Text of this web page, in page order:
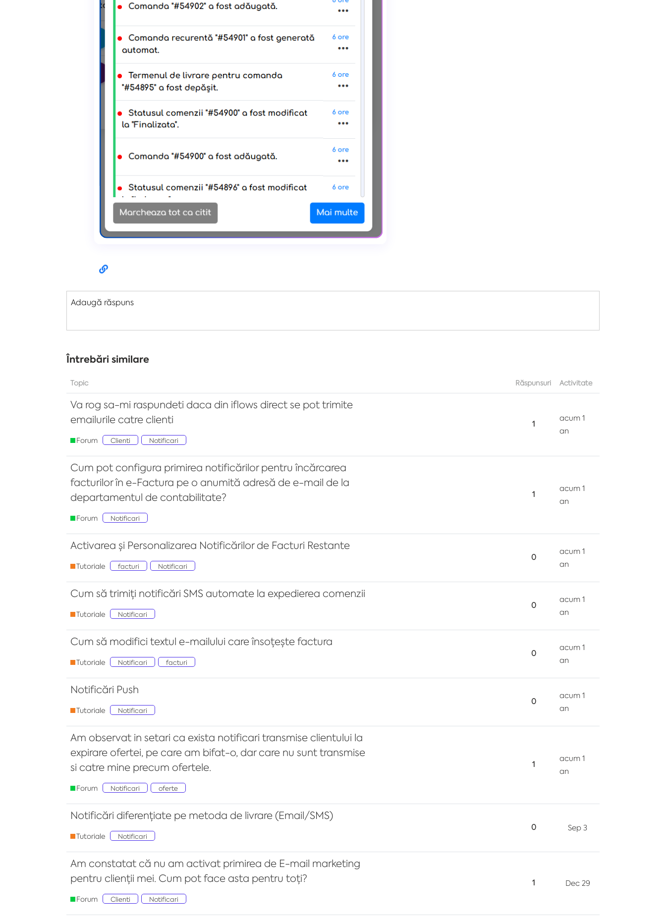
Adaugă răspuns
Întrebări similare
Topic Răspunsuri Activitate
Va rog sa-mi raspundeti daca din iflows direct se pot trimite
emailurile catre clienti
Forum Clienti Notificari
1
acum 1
an
Cum pot configura primirea notificărilor pentru încărcarea
facturilor în e-Factura pe o anumită adresă de e-mail de la
departamentul de contabilitate?
Forum Notificari
1
acum 1
an
Activarea și Personalizarea Notificărilor de Facturi Restante
Tutoriale facturi Notificari
0
acum 1
an
Cum să trimiți notificări SMS automate la expedierea comenzii
Tutoriale Notificari
0
acum 1
an
Cum să modifici textul e-mailului care însoțește factura
Tutoriale Notificari facturi
0
acum 1
an
Notificări Push
Tutoriale Notificari
0
acum 1
an
Am observat in setari ca exista notificari transmise clientului la
expirare ofertei, pe care am bifat-o, dar care nu sunt transmise
si catre mine precum ofertele.
Forum Notificari oferte
1
acum 1
an
Notificări diferențiate pe metoda de livrare (Email/SMS)
Tutoriale Notificari
0 Sep 3
Am constatat că nu am activat primirea de E-mail marketing
pentru clienții mei. Cum pot face asta pentru toți?
Forum Clienti Notificari
1 Dec 29